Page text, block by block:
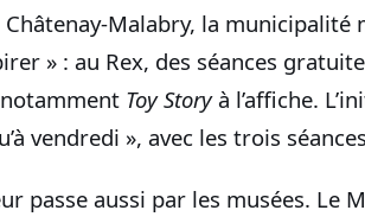
Châtenay-Malabry, la municipalité
» : au Rex, des séances
Toy Storyà l’affiche.
vendredi », avec les trois
passe aussi par les musées. Le